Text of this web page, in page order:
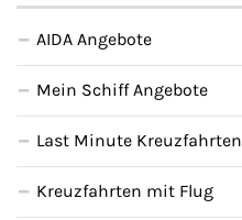
AIDA Angebote
Mein Schiff Angebote
Last Minute Kreuzfahrten
Kreuzfahrten mit Flug